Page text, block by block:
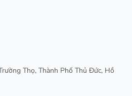
Thọ, Thành Phố Thủ Đức, Hồ